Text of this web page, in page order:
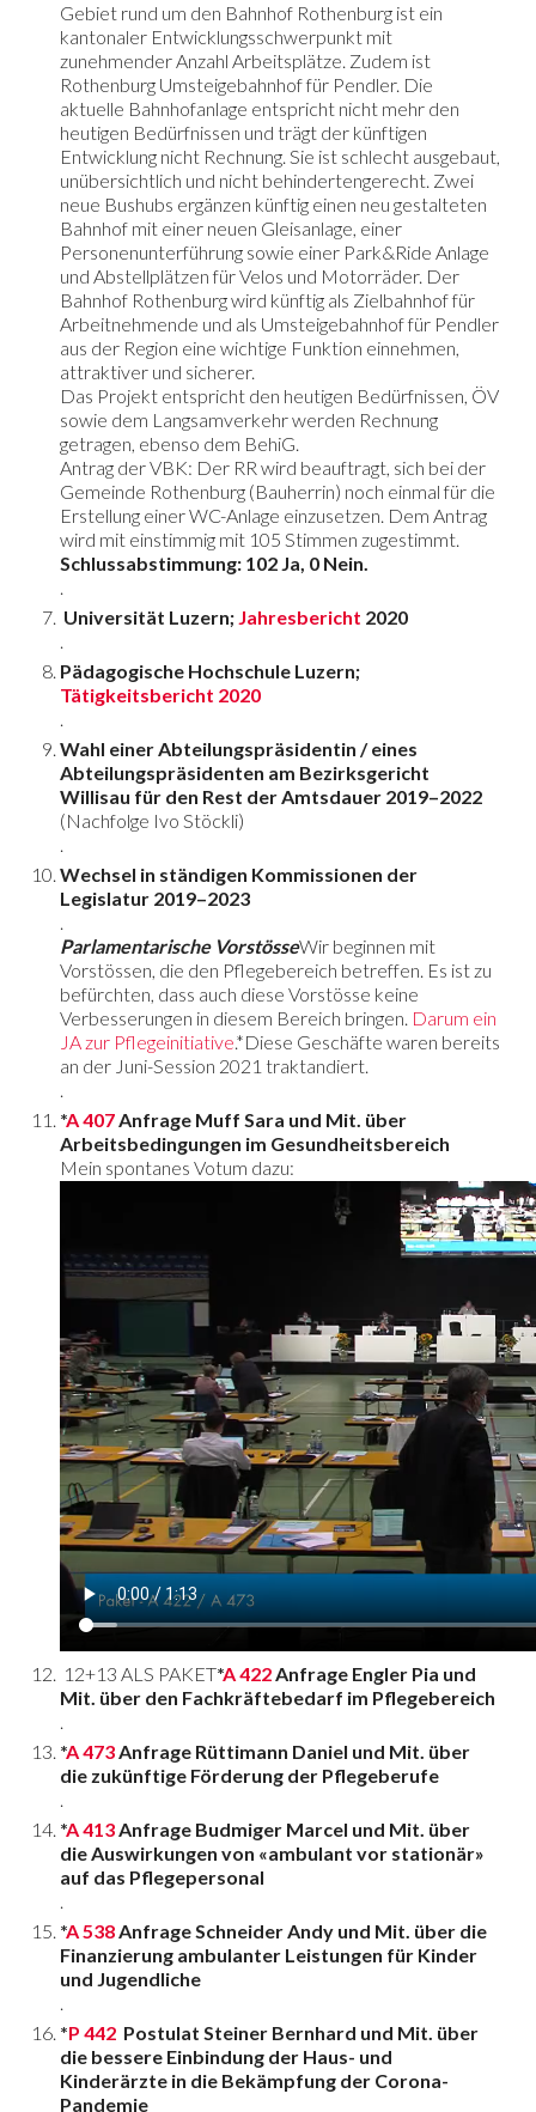
Gebiet rund um den Bahnhof Rothenburg ist ein
kantonaler Entwicklungsschwerpunkt mit
zunehmender Anzahl Arbeitsplätze. Zudem ist
Rothenburg Umsteigebahnhof für Pendler. Die
aktuelle Bahnhofanlage entspricht nicht mehr den
heutigen Bedürfnissen und trägt der künftigen
Entwicklung nicht Rechnung. Sie ist schlecht ausgebaut,
unübersichtlich und nicht behindertengerecht. Zwei
neue Bushubs ergänzen künftig einen neu gestalteten
Bahnhof mit einer neuen Gleisanlage, einer
Personenunterführung sowie einer Park&Ride Anlage
und Abstellplätzen für Velos und Motorräder. Der
Bahnhof Rothenburg wird künftig als Zielbahnhof für
Arbeitnehmende und als Umsteigebahnhof für Pendler
aus der Region eine wichtige Funktion einnehmen,
attraktiver und sicherer.
Das Projekt entspricht den heutigen Bedürfnissen, ÖV
sowie dem Langsamverkehr werden Rechnung
getragen, ebenso dem BehiG.
Antrag der VBK: Der RR wird beauftragt, sich bei der
Gemeinde Rothenburg (Bauherrin) noch einmal für die
Erstellung einer WC-Anlage einzusetzen. Dem Antrag
wird mit einstimmig mit 105 Stimmen zugestimmt.
Schlussabstimmung: 102 Ja, 0 Nein.
.
Universität Luzern; Jahresbericht 2020
.
Pädagogische Hochschule Luzern;
Tätigkeitsbericht 2020
.
Wahl einer Abteilungspräsidentin / eines
Abteilungspräsidenten am Bezirksgericht
Willisau für den Rest der Amtsdauer 2019–2022
(Nachfolge Ivo Stöckli)
.
Wechsel in ständigen Kommissionen der
Legislatur 2019–2023
.
Parlamentarische VorstösseWir beginnen mit
Vorstössen, die den Pflegebereich betreffen. Es ist zu
befürchten, dass auch diese Vorstösse keine
Verbesserungen in diesem Bereich bringen. Darum ein
JA zur Pflegeinitiative.*Diese Geschäfte waren bereits
an der Juni-Session 2021 traktandiert.
.
*A 407Anfrage Muff Sara und Mit. über
Arbeitsbedingungen im Gesundheitsbereich
Mein spontanes Votum dazu:
12+13 ALS PAKET*A 422Anfrage Engler Pia und
Mit. über den Fachkräftebedarf im Pflegebereich
.
*A 473Anfrage Rüttimann Daniel und Mit. über
die zukünftige Förderung der Pflegeberufe
.
*A 413Anfrage Budmiger Marcel und Mit. über
die Auswirkungen von «ambulant vor stationär»
auf das Pflegepersonal
.
*A 538Anfrage Schneider Andy und Mit. über die
Finanzierung ambulanter Leistungen für Kinder
und Jugendliche
.
*P 442 Postulat Steiner Bernhard und Mit. über
die bessere Einbindung der Haus- und
Kinderärzte in die Bekämpfung der Corona-
Pandemie